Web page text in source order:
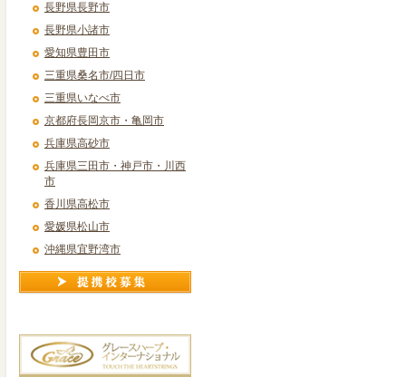
長野県長野市
長野県小諸市
愛知県豊田市
三重県桑名市/四日市
三重県いなべ市
京都府長岡京市・亀岡市
兵庫県高砂市
兵庫県三田市・神戸市・川西
市
香川県高松市
愛媛県松山市
沖縄県宜野湾市